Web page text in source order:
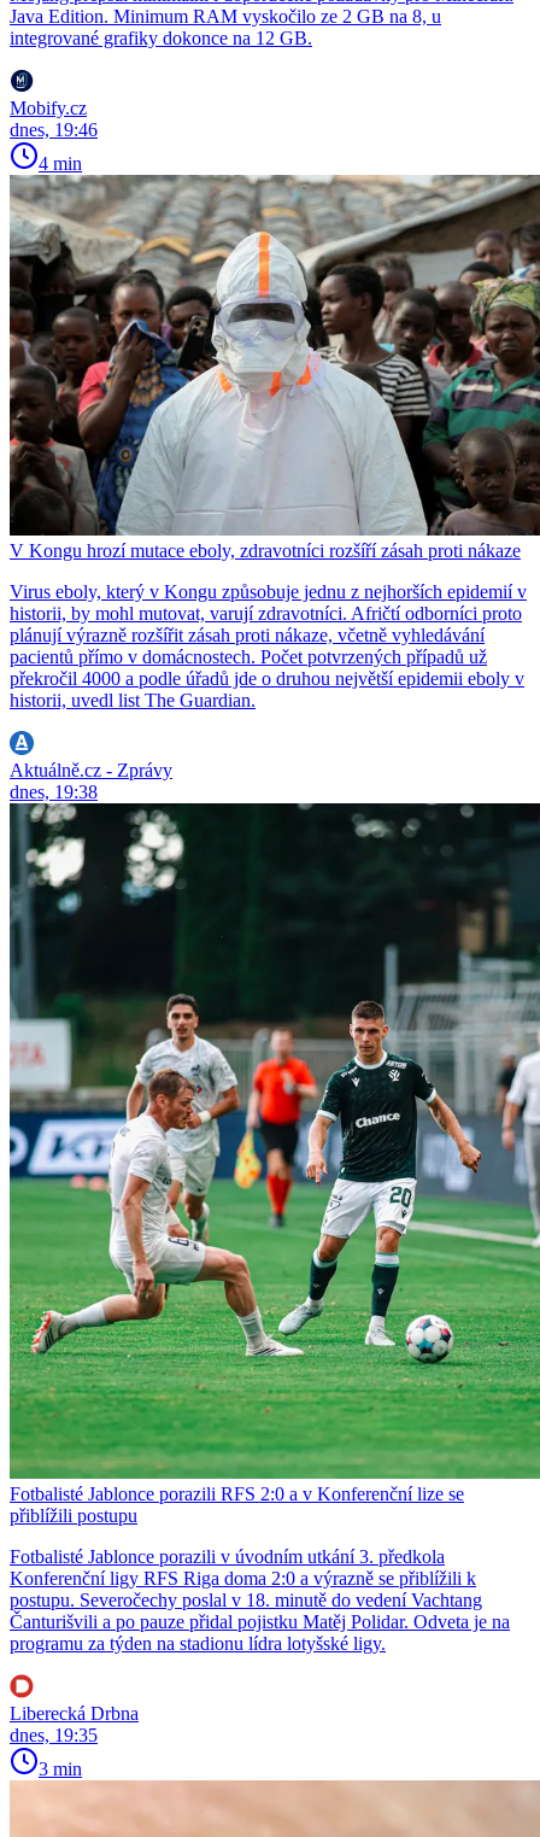
Java Edition. Minimum RAM vyskočilo ze 2 GB na 8, u
integrované grafiky dokonce na 12 GB.
Mobify.cz
dnes, 19:46
4 min
V Kongu hrozí mutace eboly, zdravotníci rozšíří zásah proti nákaze
Virus eboly, který v Kongu způsobuje jednu z nejhorších epidemií v
historii, by mohl mutovat, varují zdravotníci. Afričtí odborníci proto
plánují výrazně rozšířit zásah proti nákaze, včetně vyhledávání
pacientů přímo v domácnostech. Počet potvrzených případů už
překročil 4000 a podle úřadů jde o druhou největší epidemii eboly v
historii, uvedl list The Guardian.
Aktuálně.cz - Zprávy
dnes, 19:38
Fotbalisté Jablonce porazili RFS 2:0 a v Konferenční lize se
přiblížili postupu
Fotbalisté Jablonce porazili v úvodním utkání 3. předkola
Konferenční ligy RFS Riga doma 2:0 a výrazně se přiblížili k
postupu. Severočechy poslal v 18. minutě do vedení Vachtang
Čanturišvili a po pauze přidal pojistku Matěj Polidar. Odveta je na
programu za týden na stadionu lídra lotyšské ligy.
Liberecká Drbna
dnes, 19:35
3 min